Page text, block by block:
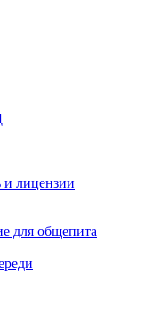
и лицензии
для общепита